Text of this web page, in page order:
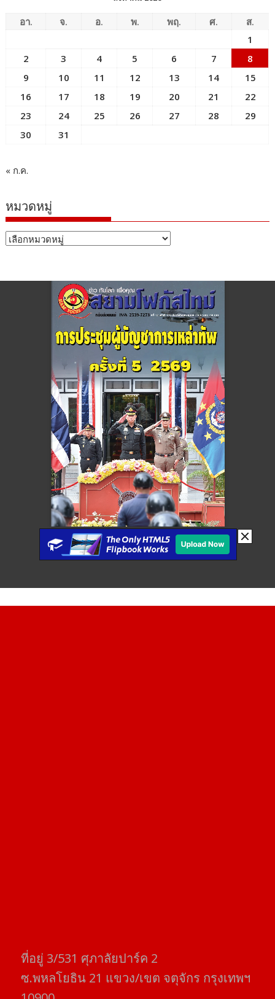
อา. จ. อ. พ. พฤ. ศ.
ส.
1
2
3 4 5 6 7
8
9
10 11 12 13 14
15
16
17 18 19 20 21
22
23
24 25 26 27 28
29
30
31
« ก.ค.
หมวดหมู่
หมวด
ที่อยู่​ 3/531​ ศุภาลัยปาร์ค​ 2
ซ.พหลโยธิน​ 21​ แขวง/เขต​ จตุจักร​ กรุงเทพฯ